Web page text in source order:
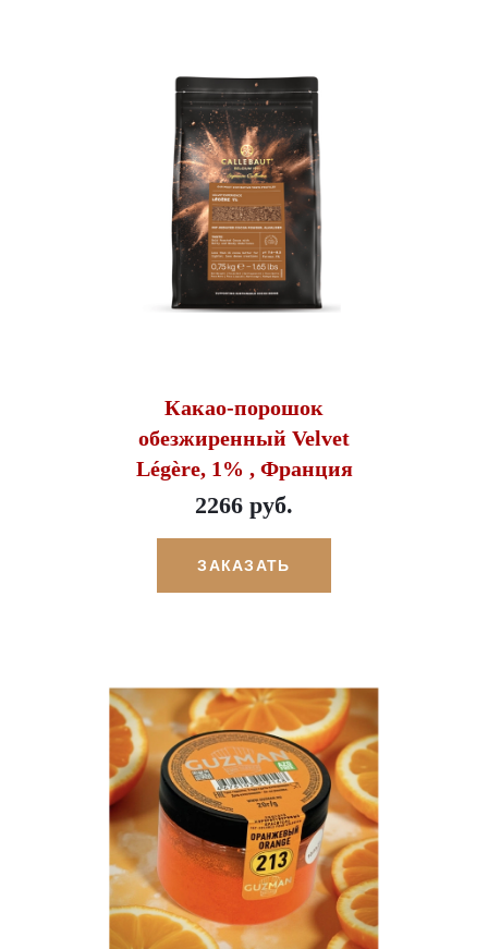
Какао-порошок
обезжиренный Velvet
Légère, 1% , Франция
2266 руб.
ЗАКАЗАТЬ